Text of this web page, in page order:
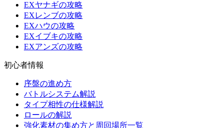
EXヤナギの攻略
EXレンブの攻略
EXハウの攻略
EXイブキの攻略
EXアンズの攻略
初心者情報
序盤の進め方
バトルシステム解説
タイプ相性の仕様解説
ロールの解説
強化素材の集め方と周回場所一覧